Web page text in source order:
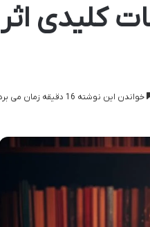
کلیدی اثر
خواندن این نوشته 16 دقیقه زمان می برد